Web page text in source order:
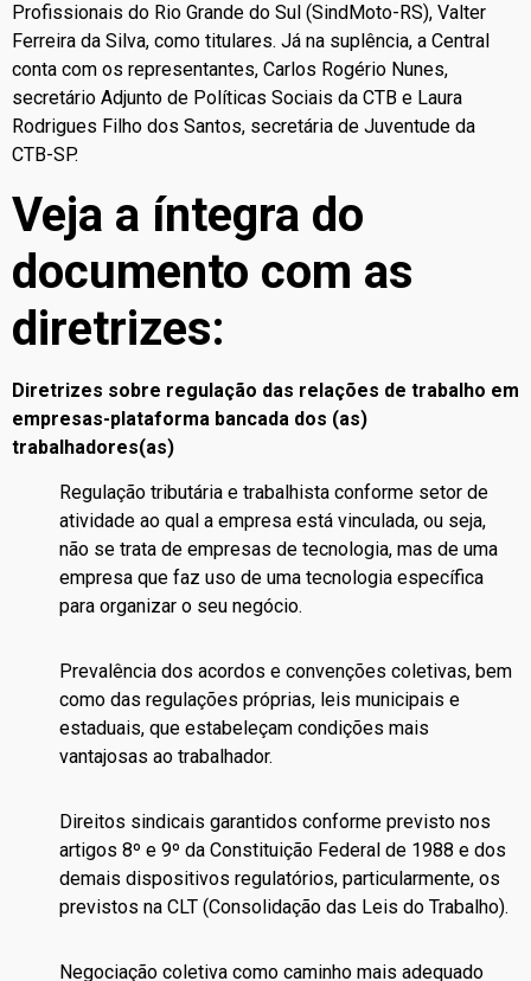
Profissionais do Rio Grande do Sul (SindMoto-RS), Valter
Ferreira da Silva, como titulares. Já na suplência, a Central
conta com os representantes, Carlos Rogério Nunes,
secretário Adjunto de Políticas Sociais da CTB e Laura
Rodrigues Filho dos Santos, secretária de Juventude da
CTB-SP.
Veja a íntegra do
documento com as
diretrizes:
Diretrizes sobre regulação das relações de trabalho em
empresas-plataforma bancada dos (as)
trabalhadores(as)
Regulação tributária e trabalhista conforme setor de
atividade ao qual a empresa está vinculada, ou seja,
não se trata de empresas de tecnologia, mas de uma
empresa que faz uso de uma tecnologia específica
para organizar o seu negócio.
Prevalência dos acordos e convenções coletivas, bem
como das regulações próprias, leis municipais e
estaduais, que estabeleçam condições mais
vantajosas ao trabalhador.
Direitos sindicais garantidos conforme previsto nos
artigos 8º e 9º da Constituição Federal de 1988 e dos
demais dispositivos regulatórios, particularmente, os
previstos na CLT (Consolidação das Leis do Trabalho).
Negociação coletiva como caminho mais adequado